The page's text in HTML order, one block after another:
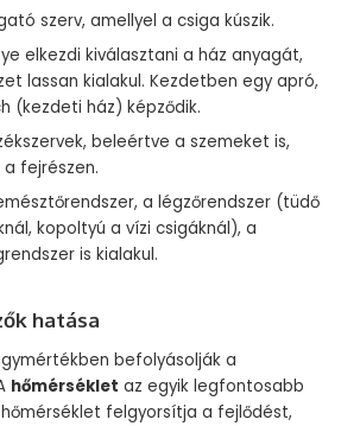
szerv, amellyel a csiga kúszik.
elkezdi kiválasztani a ház anyagát,
lassan kialakul. Kezdetben egy apró,
(kezdeti ház) képződik.
beleértve a szemeket is,
fejrészen.
a légzőrendszer (tüdő
kopoltyú a vízi csigáknál), a
is kialakul.
hatása
befolyásolják a
hőmérséklet az egyik legfontosabb
felgyorsítja a fejlődést,